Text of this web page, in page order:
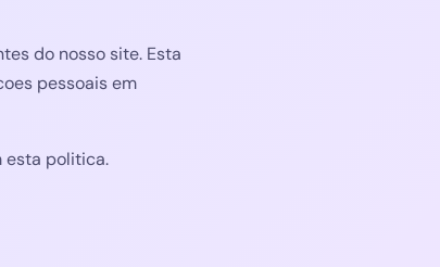
do nosso site. Esta
pessoais em
esta politica.